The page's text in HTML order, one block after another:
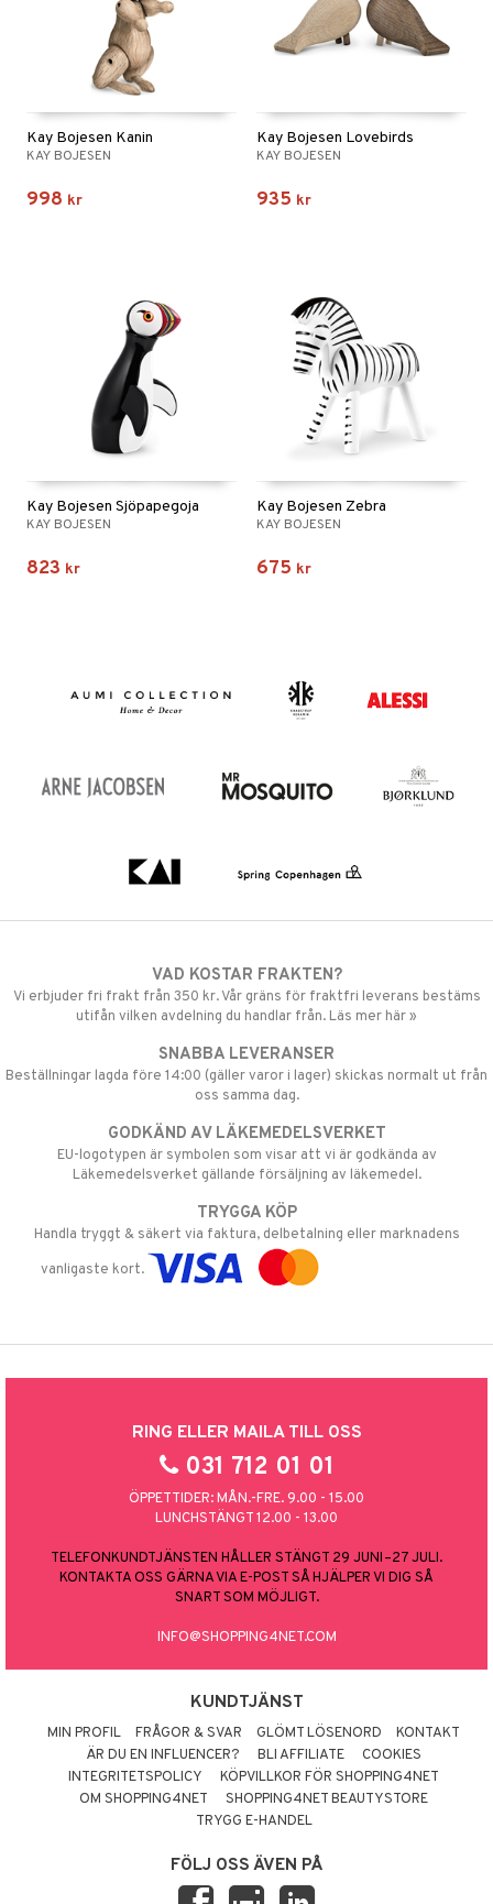
Kay Bojesen Kanin
KAY BOJESEN
998 kr
Kay Bojesen Lovebirds
KAY BOJESEN
935 kr
Kay Bojesen Sjöpapegoja
KAY BOJESEN
823 kr
Kay Bojesen Zebra
KAY BOJESEN
675 kr
VAD KOSTAR FRAKTEN?
Vi erbjuder fri frakt från 350 kr. Vår gräns för fraktfri leverans bestäms
utifån vilken avdelning du handlar från. Läs mer här »
SNABBA LEVERANSER
Beställningar lagda före 14:00 (gäller varor i lager) skickas normalt ut från
oss samma dag.
GODKÄND AV LÄKEMEDELSVERKET
EU-logotypen är symbolen som visar att vi är godkända av
Läkemedelsverket gällande försäljning av läkemedel.
TRYGGA KÖP
Handla tryggt & säkert via faktura, delbetalning eller marknadens
vanligaste kort.
RING ELLER MAILA TILL OSS
031 712 01 01
ÖPPETTIDER: MÅN.-FRE. 9.00 - 15.00
LUNCHSTÄNGT 12.00 - 13.00
TELEFONKUNDTJÄNSTEN HÅLLER STÄNGT 29 JUNI–27 JULI.
KONTAKTA OSS GÄRNA VIA E-POST SÅ HJÄLPER VI DIG SÅ
SNART SOM MÖJLIGT.
INFO@SHOPPING4NET.COM
KUNDTJÄNST
MIN PROFIL FRÅGOR & SVAR GLÖMT LÖSENORD
KONTAKT
ÄR DU EN INFLUENCER?
BLI AFFILIATE
COOKIES
INTEGRITETSPOLICY
KÖPVILLKOR FÖR SHOPPING4NET
OM SHOPPING4NET
SHOPPING4NET BEAUTYSTORE
TRYGG E-HANDEL
FÖLJ OSS ÄVEN PÅ